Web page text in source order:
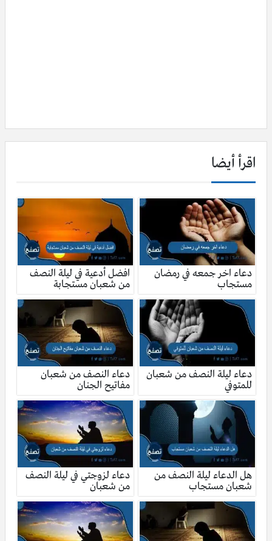
اقرأ أيضا
دعاء اخر جمعه في رمضان
مستجاب
افضل أدعية في ليلة النصف
من شعبان مستجابة
دعاء ليلة النصف من شعبان
للمتوفي
دعاء النصف من شعبان
مفاتيح الجنان
هل الدعاء ليلة النصف من
شعبان مستجاب
دعاء لزوجتي في ليلة النصف
من شعبان